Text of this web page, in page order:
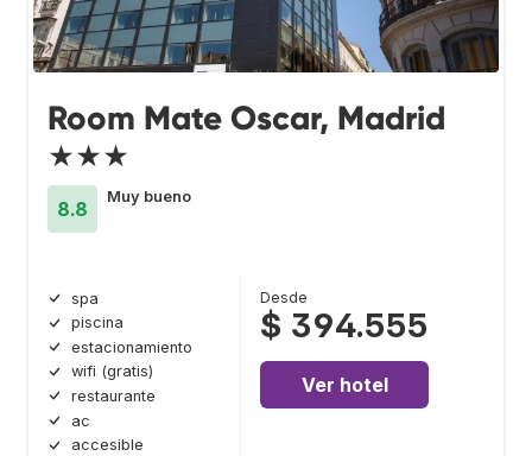
Room Mate Oscar, Madrid
★★★
8.8
Muy bueno
spa
piscina
estacionamiento
wifi (gratis)
restaurante
ac
accesible
Desde
$ 394.555
Ver hotel